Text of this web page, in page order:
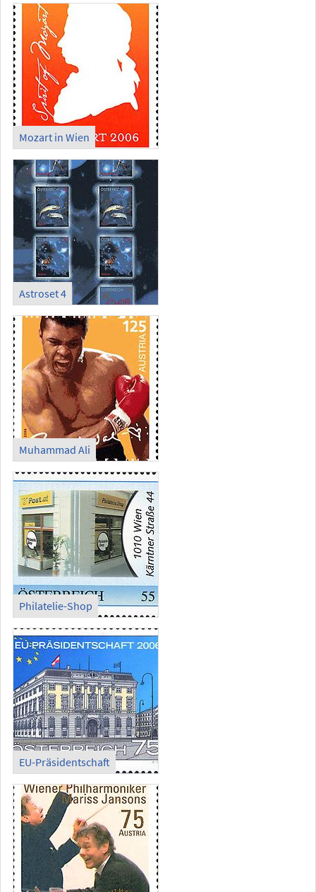
Mozart in Wien
Astroset 4
Muhammad Ali
Philatelie-Shop
EU-Präsidentschaft